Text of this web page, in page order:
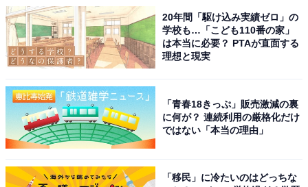
20年間「駆け込み実績ゼロ」の
学校も…「こども110番の家」
は本当に必要？ PTAが直面する
理想と現実
「青春18きっぷ」販売激減の裏
に何が？ 連続利用の厳格化だけ
ではない「本当の理由」
「移民」に冷たいのはどっちな